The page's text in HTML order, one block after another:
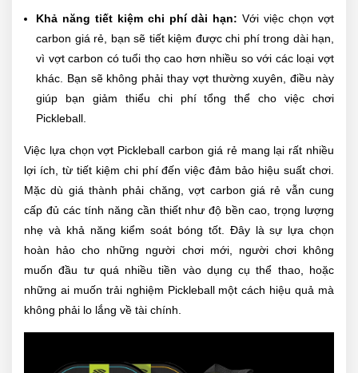
Khả năng tiết kiệm chi phí dài hạn:Với việc chọn vợt
carbon giá rẻ, bạn sẽ tiết kiệm được chi phí trong dài hạn,
vì vợt carbon có tuổi thọ cao hơn nhiều so với các loại vợt
khác. Bạn sẽ không phải thay vợt thường xuyên, điều này
giúp bạn giảm thiểu chi phí tổng thể cho việc chơi
Pickleball.
Việc lựa chọn vợt Pickleball carbon giá rẻ mang lại rất nhiều
lợi ích, từ tiết kiệm chi phí đến việc đảm bảo hiệu suất chơi.
Mặc dù giá thành phải chăng, vợt carbon giá rẻ vẫn cung
cấp đủ các tính năng cần thiết như độ bền cao, trọng lượng
nhẹ và khả năng kiểm soát bóng tốt. Đây là sự lựa chọn
hoàn hảo cho những người chơi mới, người chơi không
muốn đầu tư quá nhiều tiền vào dụng cụ thể thao, hoặc
những ai muốn trải nghiệm Pickleball một cách hiệu quả mà
không phải lo lắng về tài chính.